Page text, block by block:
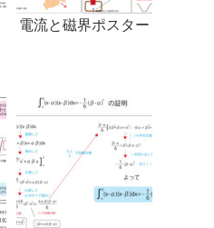
電流と磁界ポスター